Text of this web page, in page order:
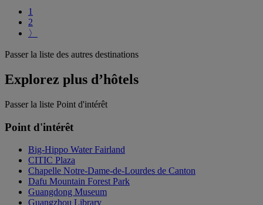
1
2
〉
Passer la liste des autres destinations
Explorez plus d’hôtels
Passer la liste Point d'intérêt
Point d'intérêt
Big-Hippo Water Fairland
CITIC Plaza
Chapelle Notre-Dame-de-Lourdes de Canton
Dafu Mountain Forest Park
Guangdong Museum
Guangzhou Library